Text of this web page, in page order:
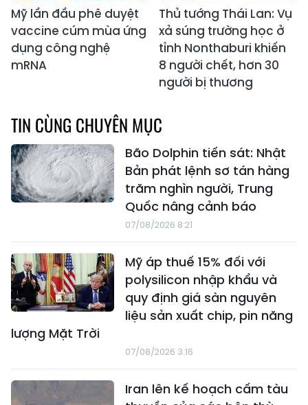
Mỹ lần đầu phê duyệt
vaccine cúm mùa ứng
dụng công nghệ
mRNA
Thủ tướng Thái Lan: Vụ
xả súng trường học ở
tỉnh Nonthaburi khiến
8 người chết, hơn 30
người bị thương
TIN CÙNG CHUYÊN MỤC
Bão Dolphin tiến sát: Nhật
Bản phát lệnh sơ tán hàng
trăm nghìn người, Trung
Quốc nâng cảnh báo
07/08/2026 8:21
Mỹ áp thuế 15% đối với
polysilicon nhập khẩu và
quy định giá sàn nguyên
liệu sản xuất chip, pin năng
lượng Mặt Trời
07/08/2026 3:16
Iran lên kế hoạch cấm tàu